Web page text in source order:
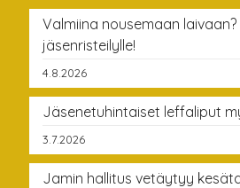
Valmiina nousemaan
jäsenristeilylle!
4.8.2026
Jäsenetuhintaiset leffaliput
3.7.2026
Jamin hallitus vetäytyy